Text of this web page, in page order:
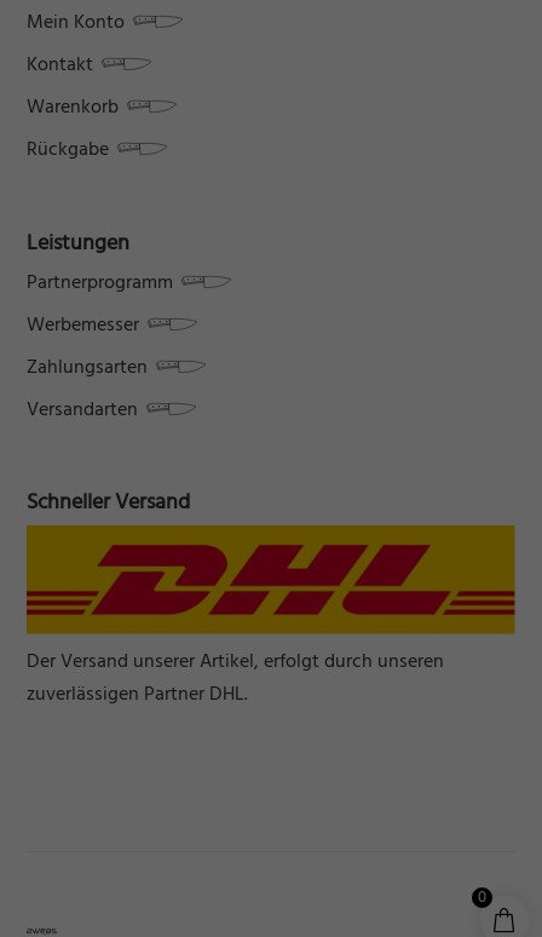
Mein Konto
Kontakt
Warenkorb
Rückgabe
Leistungen
Partnerprogramm
Werbemesser
Zahlungsarten
Versandarten
Schneller Versand
Der Versand unserer Artikel, erfolgt durch unseren
zuverlässigen Partner DHL.
0